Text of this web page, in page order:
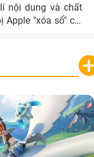
nội dung và chất
"xóa sổ" chỉ